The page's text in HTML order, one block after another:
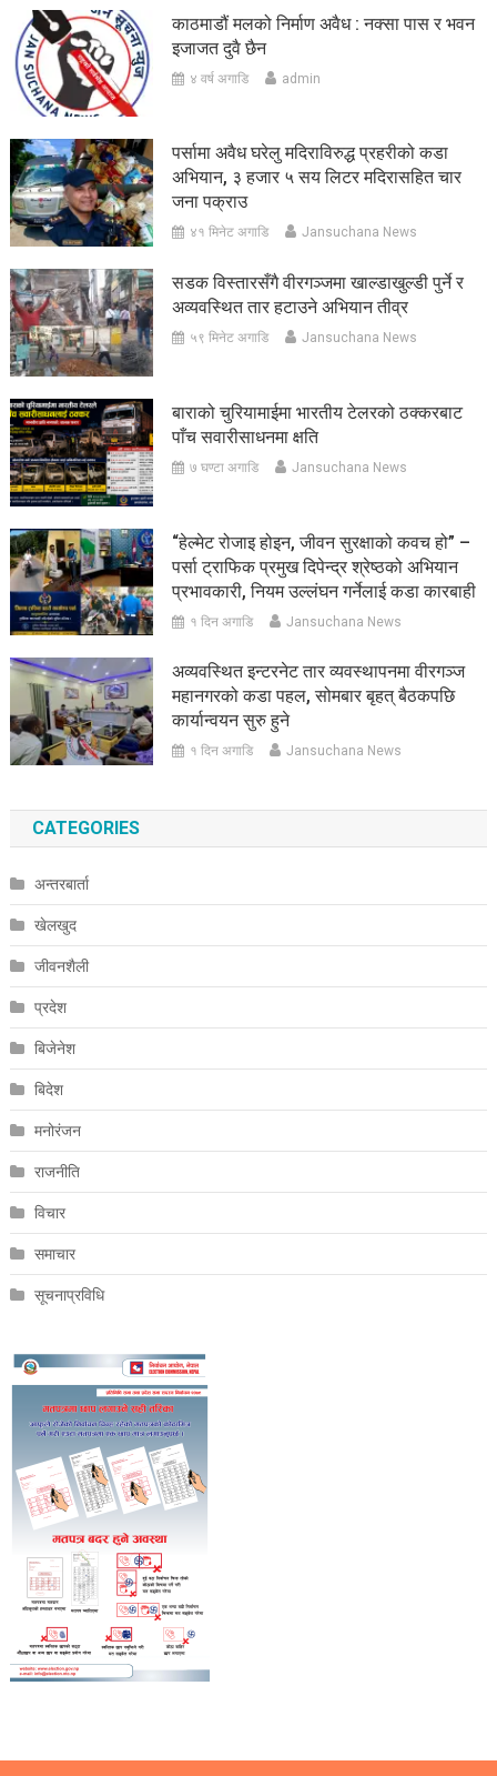
काठमाडौं मलको निर्माण अवैध : नक्सा पास र भवन
इजाजत दुवै छैन
४ वर्ष अगाडि admin
पर्सामा अवैध घरेलु मदिराविरुद्ध प्रहरीको कडा
अभियान, ३ हजार ५ सय लिटर मदिरासहित चार
जना पक्राउ
४१ मिनेट अगाडि Jansuchana News
सडक विस्तारसँगै वीरगञ्जमा खाल्डाखुल्डी पुर्ने र
अव्यवस्थित तार हटाउने अभियान तीव्र
५९ मिनेट अगाडि Jansuchana News
बाराको चुरियामाईमा भारतीय टेलरको ठक्करबाट
पाँच सवारीसाधनमा क्षति
७ घण्टा अगाडि Jansuchana News
“हेल्मेट रोजाइ होइन, जीवन सुरक्षाको कवच हो” –
पर्सा ट्राफिक प्रमुख दिपेन्द्र श्रेष्ठको अभियान
प्रभावकारी, नियम उल्लंघन गर्नेलाई कडा कारबाही
१ दिन अगाडि Jansuchana News
अव्यवस्थित इन्टरनेट तार व्यवस्थापनमा वीरगञ्ज
महानगरको कडा पहल, सोमबार बृहत् बैठकपछि
कार्यान्वयन सुरु हुने
१ दिन अगाडि Jansuchana News
CATEGORIES
अन्तरबार्ता
खेलखुद
जीवनशैली
प्रदेश
बिजेनेश
बिदेश
मनोरंजन
राजनीति
विचार
समाचार
सूचनाप्रविधि